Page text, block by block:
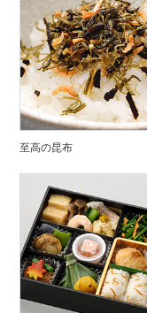
至高の昆布